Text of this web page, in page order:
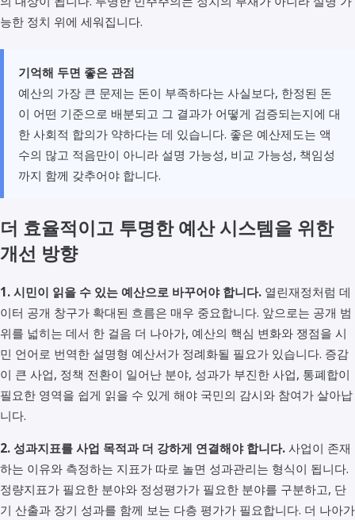
능한 정치 위에 세워집니다.
기억해 두면 좋은 관점
예산의 가장 큰 문제는 돈이 부족하다는 사실보다, 한정된 돈
이 어떤 기준으로 배분되고 그 결과가 어떻게 검증되는지에 대
한 사회적 합의가 약하다는 데 있습니다. 좋은 예산제도는 액
수의 많고 적음만이 아니라 설명 가능성, 비교 가능성, 책임성
까지 함께 갖추어야 합니다.
더 효율적이고 투명한 예산 시스템을 위한
개선 방향
1. 시민이 읽을 수 있는 예산으로 바꾸어야 합니다. 열린재정처럼 데
이터 공개 창구가 확대된 흐름은 매우 중요합니다. 앞으로는 공개 범
위를 넓히는 데서 한 걸음 더 나아가, 예산의 핵심 변화와 쟁점을 시
민 언어로 번역한 설명형 예산서가 정례화될 필요가 있습니다. 증감
이 큰 사업, 정책 전환이 일어난 분야, 성과가 부진한 사업, 통폐합이
필요한 영역을 쉽게 읽을 수 있게 해야 국민의 감시와 참여가 살아납
니다.
2. 성과지표를 사업 목적과 더 강하게 연결해야 합니다. 사업이 존재
하는 이유와 측정하는 지표가 따로 놀면 성과관리는 형식이 됩니다.
정량지표가 필요한 분야와 정성평가가 필요한 분야를 구분하고, 단
기 산출과 장기 성과를 함께 보는 다층 평가가 필요합니다. 더 나아가